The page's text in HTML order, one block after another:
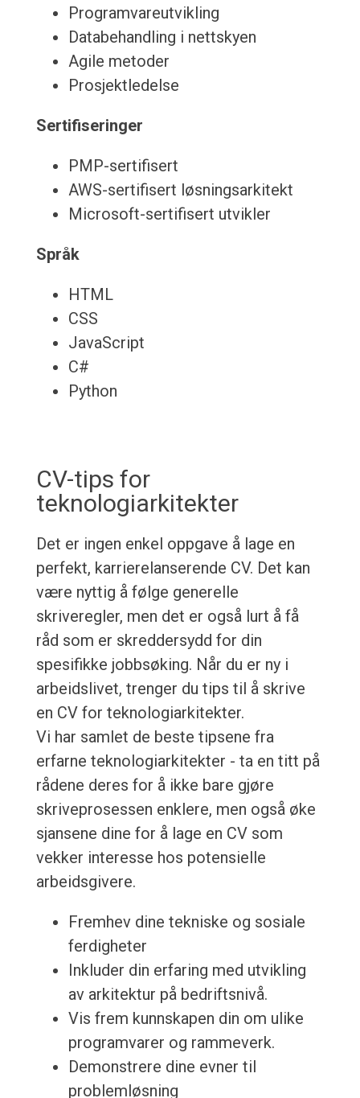
Programvareutvikling
Databehandling i nettskyen
Agile metoder
Prosjektledelse
Sertifiseringer
PMP-sertifisert
AWS-sertifisert løsningsarkitekt
Microsoft-sertifisert utvikler
Språk
HTML
CSS
JavaScript
C#
Python
CV-tips for
teknologiarkitekter
Det er ingen enkel oppgave å lage en
perfekt, karrierelanserende CV. Det kan
være nyttig å følge generelle
skriveregler, men det er også lurt å få
råd som er skreddersydd for din
spesifikke jobbsøking. Når du er ny i
arbeidslivet, trenger du tips til å skrive
en CV for teknologiarkitekter.
Vi har samlet de beste tipsene fra
erfarne teknologiarkitekter - ta en titt på
rådene deres for å ikke bare gjøre
skriveprosessen enklere, men også øke
sjansene dine for å lage en CV som
vekker interesse hos potensielle
arbeidsgivere.
Fremhev dine tekniske og sosiale
ferdigheter
Inkluder din erfaring med utvikling
av arkitektur på bedriftsnivå.
Vis frem kunnskapen din om ulike
programvarer og rammeverk.
Demonstrere dine evner til
problemløsning